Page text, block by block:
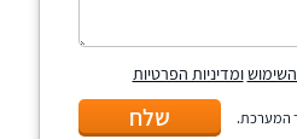
ומדיניות הפרטיות
המערכת. שלח